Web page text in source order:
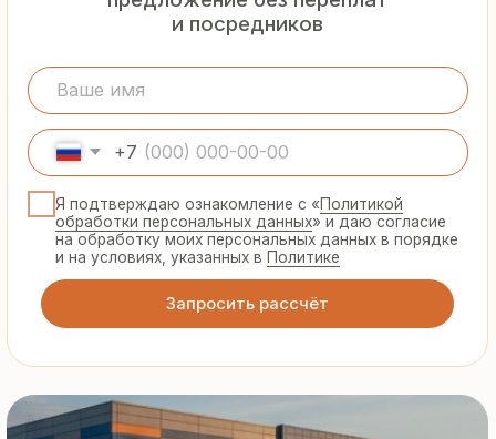
Сертифицированная
соответствуют ГОСТ и международным
стандартам качества
Гарантия
от производителя
Предоставляем официальную гарантию
на материалы и подтверждаем
надёжность каждой партии